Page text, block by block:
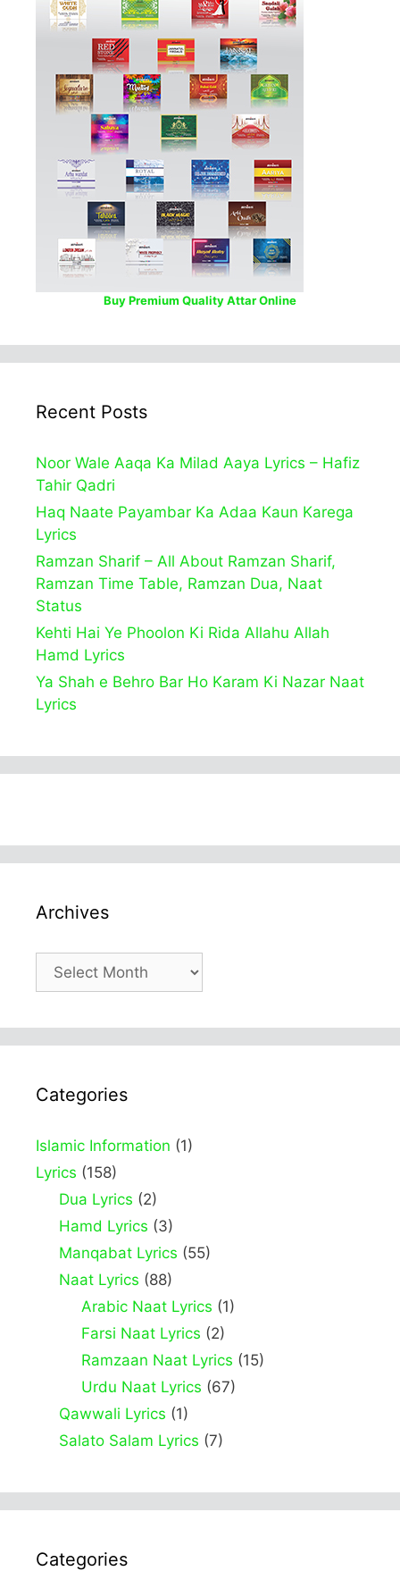
Buy Premium Quality Attar Online
Recent Posts
Noor Wale Aaqa Ka Milad Aaya Lyrics – Hafiz
Tahir Qadri
Haq Naate Payambar Ka Adaa Kaun Karega
Lyrics
Ramzan Sharif – All About Ramzan Sharif,
Ramzan Time Table, Ramzan Dua, Naat
Status
Kehti Hai Ye Phoolon Ki Rida Allahu Allah
Hamd Lyrics
Ya Shah e Behro Bar Ho Karam Ki Nazar Naat
Lyrics
Archives
Archives
Categories
Islamic Information (1)
Lyrics (158)
Dua Lyrics (2)
Hamd Lyrics (3)
Manqabat Lyrics (55)
Naat Lyrics (88)
Arabic Naat Lyrics (1)
Farsi Naat Lyrics (2)
Ramzaan Naat Lyrics (15)
Urdu Naat Lyrics (67)
Qawwali Lyrics (1)
Salato Salam Lyrics (7)
Categories